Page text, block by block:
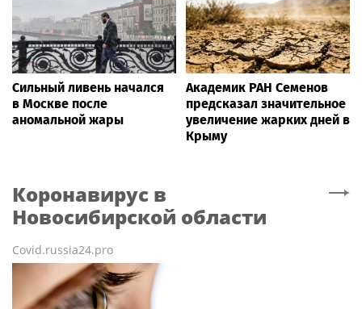
Сильный ливень начался
в Москве после
аномальной жары
Академик РАН Семенов
предсказал значительное
увеличение жарких дней в
Крыму
Коронавирус в
Новосибирской области
Covid.russia24.pro